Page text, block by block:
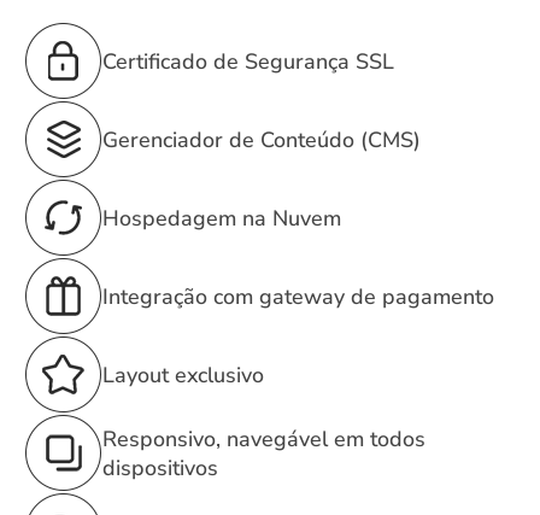
Certificado de Segurança SSL
Gerenciador de Conteúdo (CMS)
Hospedagem na Nuvem
Integração com gateway de pagamento
Layout exclusivo
Responsivo, navegável em todos
dispositivos